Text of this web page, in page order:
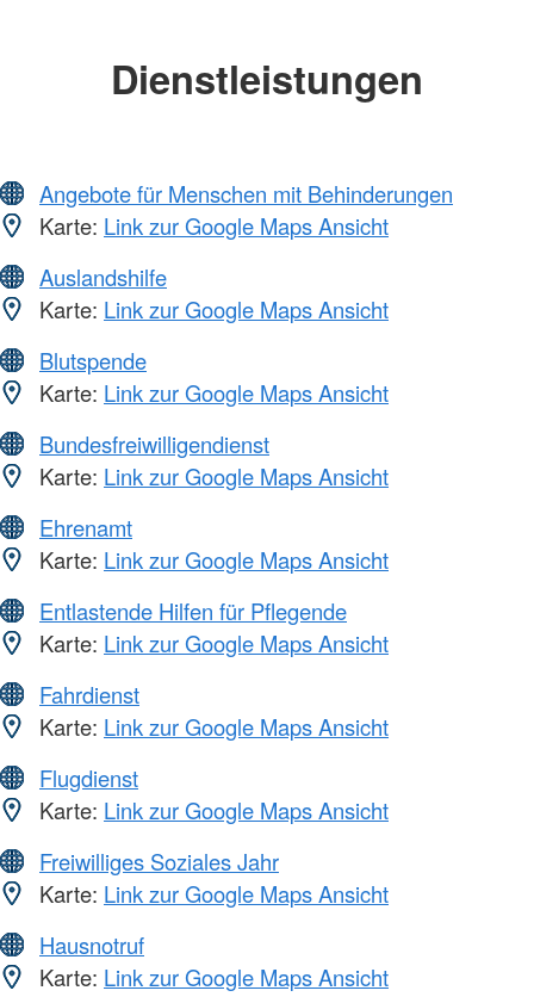
Dienstleistungen
Angebote für Menschen mit Behinderungen
Karte: Link zur Google Maps Ansicht
Auslandshilfe
Karte: Link zur Google Maps Ansicht
Blutspende
Karte: Link zur Google Maps Ansicht
Bundesfreiwilligendienst
Karte: Link zur Google Maps Ansicht
Ehrenamt
Karte: Link zur Google Maps Ansicht
Entlastende Hilfen für Pflegende
Karte: Link zur Google Maps Ansicht
Fahrdienst
Karte: Link zur Google Maps Ansicht
Flugdienst
Karte: Link zur Google Maps Ansicht
Freiwilliges Soziales Jahr
Karte: Link zur Google Maps Ansicht
Hausnotruf
Karte: Link zur Google Maps Ansicht